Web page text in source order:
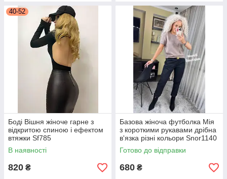
40-52
Боді Вішня жіноче гарне з
відкритою спиною і ефектом
втяжки Sf785
В наявності
820 ₴
Базова жіноча футболка Мія
з короткими рукавами дрібна
в'язка різні кольори Snor1140
Готово до відправки
680 ₴